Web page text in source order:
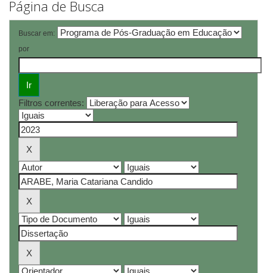
Página de Busca
Buscar em:
por
Filtros correntes: